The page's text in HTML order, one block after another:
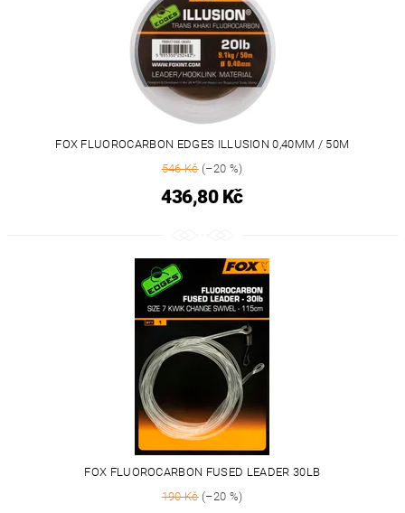
FOX FLUOROCARBON EDGES ILLUSION 0,40MM / 50M
546 Kč(–20 %)
436,80 Kč
FOX FLUOROCARBON FUSED LEADER 30LB
190 Kč(–20 %)